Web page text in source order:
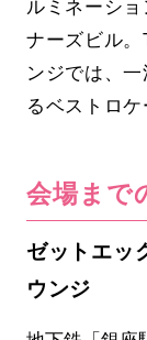
ルミネーシ
ナーズビル
ンジでは、
るベストロケ
会場まで
ゼットエッ
ウンジ